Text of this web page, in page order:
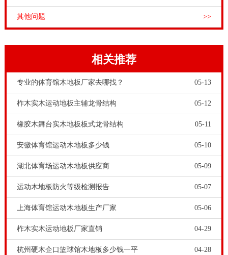
其他问题 >>
相关推荐
专业的体育馆木地板厂家去哪找？ 05-13
柞木实木运动地板主辅龙骨结构 05-12
橡胶木舞台实木地板板式龙骨结构 05-11
安徽体育馆运动木地板多少钱 05-10
湖北体育场运动木地板供应商 05-09
运动木地板防火等级检测报告 05-07
上海体育馆运动木地板生产厂家 05-06
柞木实木运动地板厂家直销 04-29
杭州硬木企口篮球馆木地板多少钱一平 04-28